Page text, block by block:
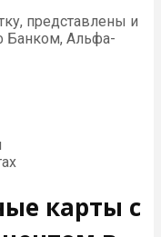
представлены и
Банком, Альфа-
карты с